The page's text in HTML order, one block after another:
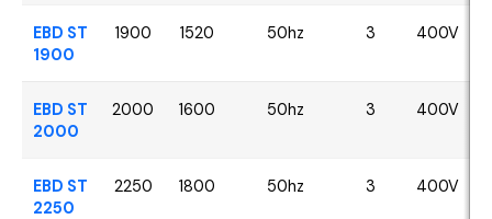
EBD ST
1900
1900 1520 50hz 3 400V
EBD ST
2000
2000 1600 50hz 3 400V
EBD ST
2250
2250 1800 50hz 3 400V